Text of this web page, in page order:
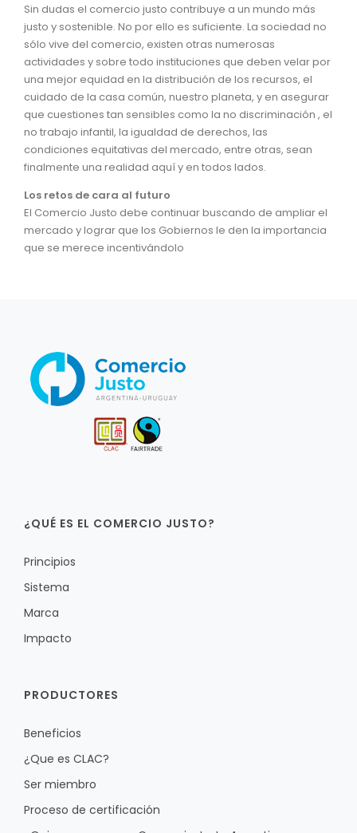
Sin dudas el comercio justo contribuye a un mundo más
justo y sostenible. No por ello es suficiente. La sociedad no
sólo vive del comercio, existen otras numerosas
actividades y sobre todo instituciones que deben velar por
una mejor equidad en la distribución de los recursos, el
cuidado de la casa común, nuestro planeta, y en asegurar
que cuestiones tan sensibles como la no discriminación , el
no trabajo infantil, la igualdad de derechos, las
condiciones equitativas del mercado, entre otras, sean
finalmente una realidad aquí y en todos lados.
Los retos de cara al futuro
El Comercio Justo debe continuar buscando de ampliar el
mercado y lograr que los Gobiernos le den la importancia
que se merece incentivándolo
¿QUÉ ES EL COMERCIO JUSTO?
Principios
Sistema
Marca
Impacto
PRODUCTORES
Beneficios
¿Que es CLAC?
Ser miembro
Proceso de certificación